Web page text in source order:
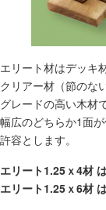
エリート材はデッキ
クリアー材（節のな
グレードの高い木材
幅広のどちらか1面
許容とします。
エリート1.25ｘ4材
エリート1.25ｘ6材